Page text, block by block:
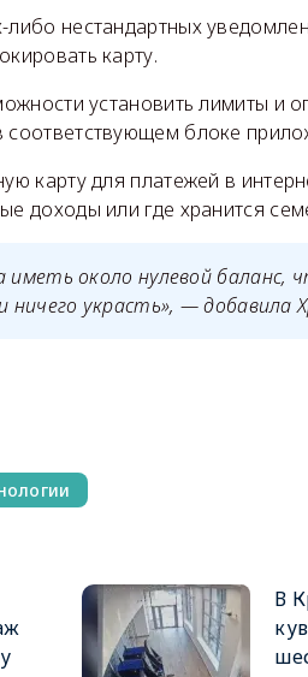
нестандартных
карту.
установить лимиты и
блоке
карту для платежей в
доходы или где хранится
около нулевой баланс,
украсть», — добавила
В